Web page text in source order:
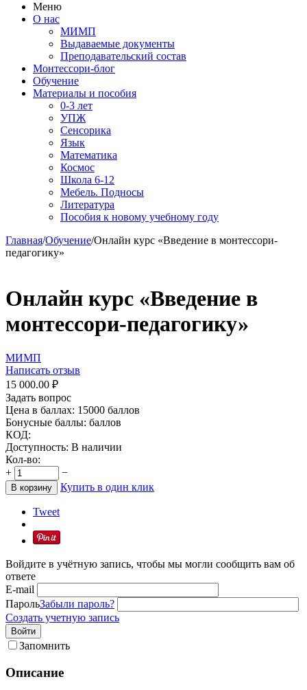
Меню
О нас
МИМП
Выдаваемые документы
Преподавательский состав
Монтессори-блог
Обучение
Материалы и пособия
0-3 лет
УПЖ
Сенсорика
Язык
Математика
Космос
Школа 6-12
Мебель. Подносы
Литература
Пособия к новому учебному году
Главная/Обучение/Онлайн курс «Введение в монтессори-
педагогику»
Онлайн курс «Введение в
монтессори-педагогику»
МИМП
Написать отзыв
15 000.00 ₽
Задать вопрос
Цена в баллах: 15000 баллов
Бонусные баллы: баллов
КОД:
Доступность: В наличии
Кол-во:
+
−
В корзину Купить в один клик
Tweet
Войдите в учётную запись, чтобы мы могли сообщить вам об
ответе
E-mail
ПарольЗабыли пароль?
Создать учетную запись
Войти
Запомнить
Описание